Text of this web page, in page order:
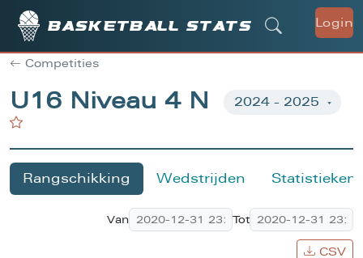
Basketball stats Login
Competities
U16 Niveau 4 N
Rangschikking Wedstrijden Statistieken
Van Tot
CSV